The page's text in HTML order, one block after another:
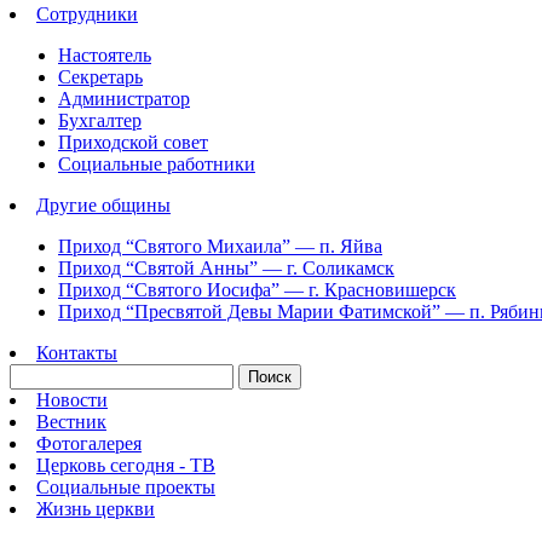
Сотрудники
Настоятель
Секретарь
Администратор
Бухгалтер
Приходской совет
Социальные работники
Другие общины
Приход “Святого Михаила” — п. Яйва
Приход “Святой Анны” — г. Соликамск
Приход “Святого Иосифа” — г. Красновишерск
Приход “Пресвятой Девы Марии Фатимской” — п.
Контакты
Новости
Вестник
Фотогалерея
Церковь сегодня - ТВ
Социальные проекты
Жизнь церкви